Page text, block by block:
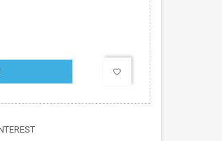
favorite_border